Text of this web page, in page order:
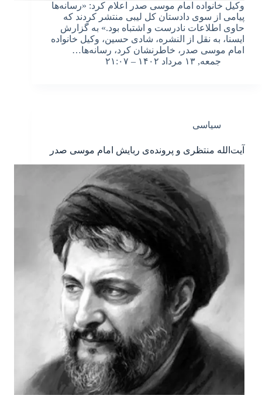
وکیل خانواده امام موسی صدر اعلام کرد: «رسانه‌ها
پیامی از سوی دادستان کل لیبی منتشر کردند که
حاوی اطلاعات نادرست و اشتباه بود.» به گزارش
ایسنا، به نقل از النشره، شادی حسین، وکیل خانواده
امام موسی صدر، خاطرنشان کرد، رسانه‌ها…
جمعه, ۱۳ مرداد ۱۴۰۲ – ۲۱:۰۷
سیاسی
آیت‌الله منتظری و پرونده‌ی ربایش امام موسی صدر